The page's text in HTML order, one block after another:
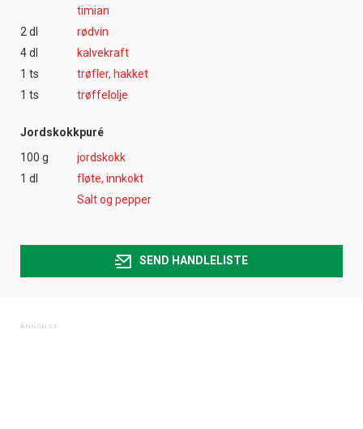
timian
2 dl
rødvin
4 dl
kalvekraft
1 ts
trøfler, hakket
1 ts
trøffelolje
Jordskokkpuré
100 g
jordskokk
1 dl
fløte, innkokt
Salt og pepper
SEND HANDLELISTE